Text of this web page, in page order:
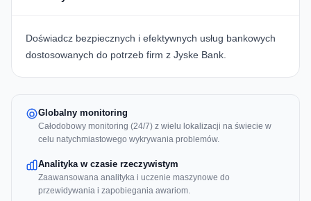
Doświadcz bezpiecznych i efektywnych usług bankowych
dostosowanych do potrzeb firm z Jyske Bank.
Globalny monitoring
Całodobowy monitoring (24/7) z wielu lokalizacji na świecie w
celu natychmiastowego wykrywania problemów.
Analityka w czasie rzeczywistym
Zaawansowana analityka i uczenie maszynowe do
przewidywania i zapobiegania awariom.